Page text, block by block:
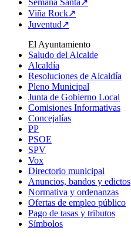
Semana Santa↗
Viña Rock↗
Juventud↗
El Ayuntamiento
Saludo del Alcalde
Alcaldía
Resoluciones de Alcaldía
Pleno Municipal
Junta de Gobierno Local
Comisiones Informativas
Concejalías
PP
PSOE
SPV
Vox
Directorio municipal
Anuncios, bandos y edictos
Normativa y ordenanzas
Ofertas de empleo público
Pago de tasas y tributos
Símbolos